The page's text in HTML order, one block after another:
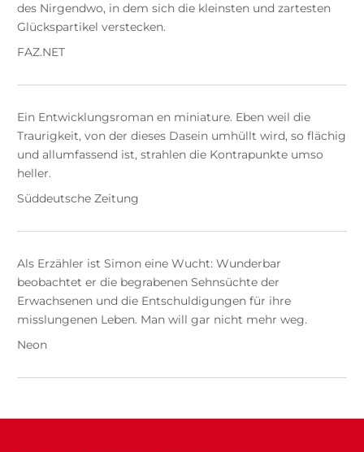
des Nirgendwo, in dem sich die kleinsten und zartesten
Glückspartikel verstecken.
FAZ.NET
Ein Entwicklungsroman en miniature. Eben weil die
Traurigkeit, von der dieses Dasein umhüllt wird, so flächig
und allumfassend ist, strahlen die Kontrapunkte umso
heller.
Süddeutsche Zeitung
Als Erzähler ist Simon eine Wucht: Wunderbar
beobachtet er die begrabenen Sehnsüchte der
Erwachsenen und die Entschuldigungen für ihre
misslungenen Leben. Man will gar nicht mehr weg.
Neon